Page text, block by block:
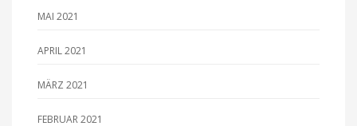
MAI 2021
APRIL 2021
MÄRZ 2021
FEBRUAR 2021